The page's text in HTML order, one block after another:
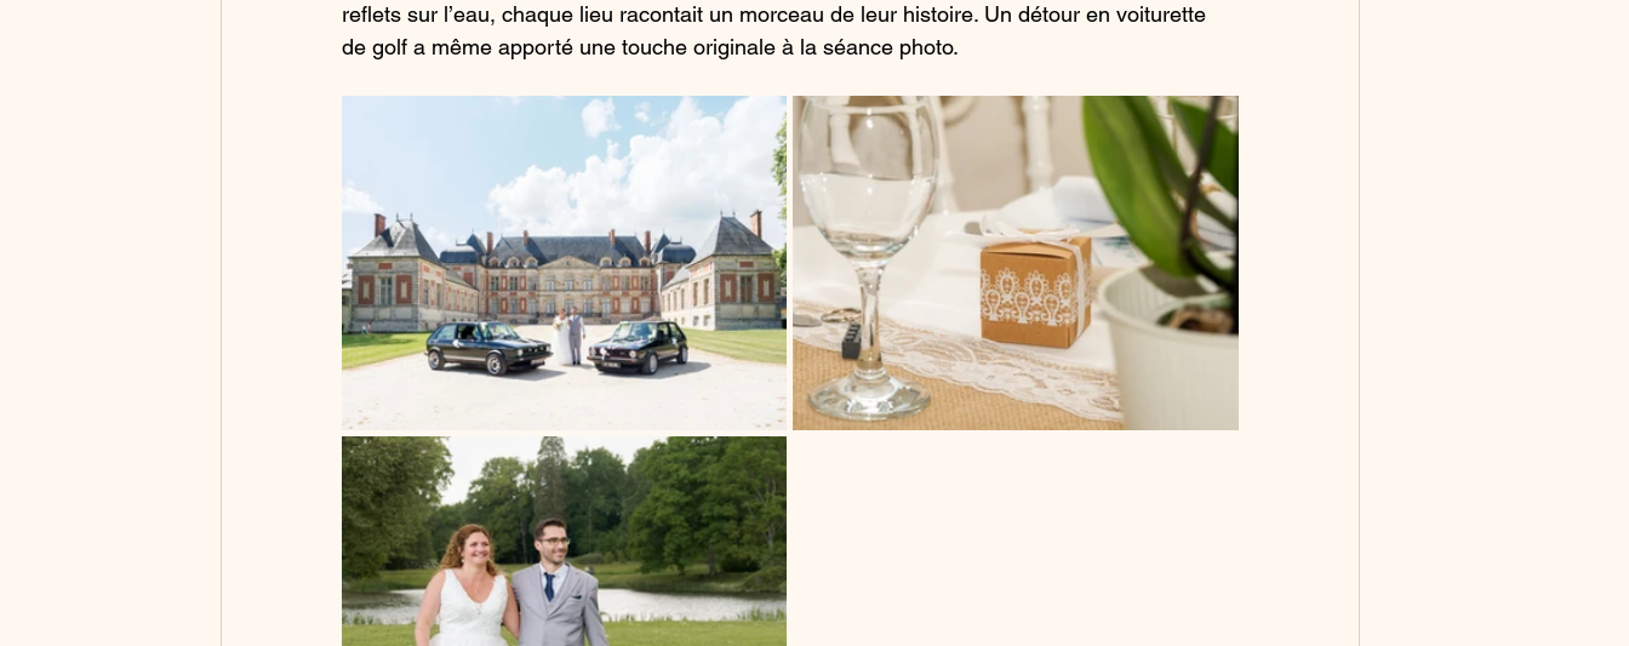
reflets sur l’eau, chaque lieu racontait un morceau de leur histoire. Un détour en voiturette
de golf a même apporté une touche originale à la séance photo.